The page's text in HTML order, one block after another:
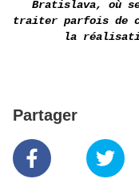
Bratislava, où
traiter parfois de
la
Partager